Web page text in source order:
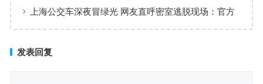
论证之中
上海公交车深夜冒绿光 网友直呼密室逃脱现场：官方
发表回复